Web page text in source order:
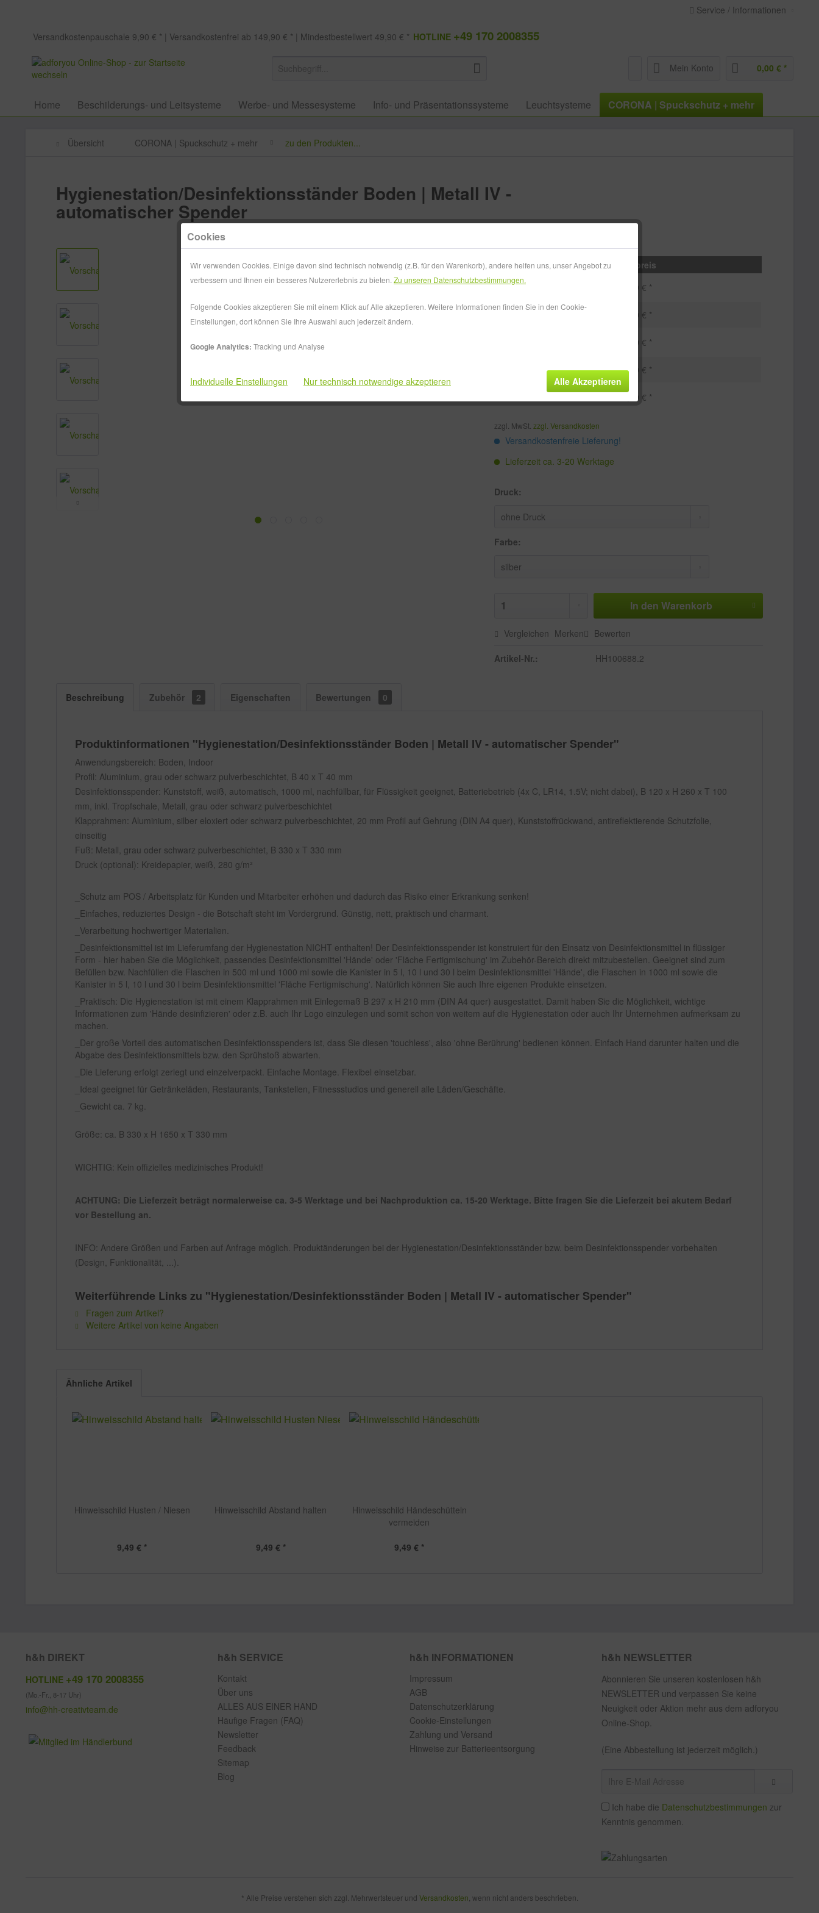
Service / Informationen
Versandkostenpauschale 9,90 € * | Versandkostenfrei ab 149,90 € * | Mindestbestellwert 49,90 € * HOTLINE +49 170 2008355
Mein Konto 0,00 € *
Home Beschilderungs- und Leitsysteme Werbe- und Messesysteme Info- und Präsentationssysteme Leuchtsysteme CORONA | Spuckschutz + mehr
Übersicht CORONA | Spuckschutz + mehr zu den Produkten...
Hygienestation/Desinfektionsständer Boden | Metall IV -
automatischer Spender
Menge
Stückpreis
bis10 248,49 € *
242,49 € *
235,49 € *
229,49 € *
222,49 € *
zzgl. MwSt.zzgl. Versandkosten
Versandkostenfreie Lieferung!
Lieferzeit ca. 3-20 Werktage
Druck:
Farbe:
In den Warenkorb
Vergleichen Merken Bewerten
Artikel-Nr.: HH100688.2
Beschreibung Zubehör 2 Eigenschaften Bewertungen 0
Produktinformationen "Hygienestation/Desinfektionsständer Boden | Metall IV - automatischer Spender"
Anwendungsbereich: Boden, Indoor
Profil: Aluminium, grau oder schwarz pulverbeschichtet, B 40 x T 40 mm
Desinfektionsspender: Kunststoff, weiß, automatisch, 1000 ml, nachfüllbar, für Flüssigkeit geeignet, Batteriebetrieb (4x C, LR14, 1.5V; nicht dabei), B 120 x H 260 x T 100
mm, inkl. Tropfschale, Metall, grau oder schwarz pulverbeschichtet
Klapprahmen: Aluminium, silber eloxiert oder schwarz pulverbeschichtet, 20 mm Profil auf Gehrung (DIN A4 quer), Kunststoffrückwand, antireflektierende Schutzfolie,
einseitig
Fuß: Metall, grau oder schwarz pulverbeschichtet, B 330 x T 330 mm
Druck (optional): Kreidepapier, weiß, 280 g/m²
Schutz am POS / Arbeitsplatz für Kunden und Mitarbeiter erhöhen und dadurch das Risiko einer Erkrankung senken!
Einfaches, reduziertes Design - die Botschaft steht im Vordergrund. Günstig, nett, praktisch und charmant.
Verarbeitung hochwertiger Materialien.
Desinfektionsmittel ist im Lieferumfang der Hygienestation NICHT enthalten! Der Desinfektionsspender ist konstruiert für den Einsatz von Desinfektionsmittel in flüssiger
Form - hier haben Sie die Möglichkeit, passendes Desinfektionsmittel 'Hände' oder 'Fläche Fertigmischung' im Zubehör-Bereich direkt mitzubestellen. Geeignet sind zum
Befüllen bzw. Nachfüllen die Flaschen in 500 ml und 1000 ml sowie die Kanister in 5 l, 10 l und 30 l beim Desinfektionsmittel 'Hände', die Flaschen in 1000 ml sowie die
Kanister in 5 l, 10 l und 30 l beim Desinfektionsmittel 'Fläche Fertigmischung'. Natürlich können Sie auch Ihre eigenen Produkte einsetzen.
Praktisch: Die Hygienestation ist mit einem Klapprahmen mit Einlegemaß B 297 x H 210 mm (DIN A4 quer) ausgestattet. Damit haben Sie die Möglichkeit, wichtige
Informationen zum 'Hände desinfizieren' oder z.B. auch Ihr Logo einzulegen und somit schon von weitem auf die Hygienestation oder auch Ihr Unternehmen aufmerksam zu
machen.
Der große Vorteil des automatischen Desinfektionsspenders ist, dass Sie diesen 'touchless', also 'ohne Berührung' bedienen können. Einfach Hand darunter halten und die
Abgabe des Desinfektionsmittels bzw. den Sprühstoß abwarten.
Die Lieferung erfolgt zerlegt und einzelverpackt. Einfache Montage. Flexibel einsetzbar.
Ideal geeignet für Getränkeläden, Restaurants, Tankstellen, Fitnessstudios und generell alle Läden/Geschäfte.
Gewicht ca. 7 kg.
Größe: ca. B 330 x H 1650 x T 330 mm
WICHTIG: Kein offizielles medizinisches Produkt!
ACHTUNG: Die Lieferzeit beträgt normalerweise ca. 3-5 Werktage und bei Nachproduktion ca. 15-20 Werktage. Bitte fragen Sie die Lieferzeit bei akutem Bedarf
vor Bestellung an.
INFO: Andere Größen und Farben auf Anfrage möglich. Produktänderungen bei der Hygienestation/Desinfektionsständer bzw. beim Desinfektionsspender vorbehalten
(Design, Funktionalität, ...).
Weiterführende Links zu "Hygienestation/Desinfektionsständer Boden | Metall IV - automatischer Spender"
Fragen zum Artikel?
Weitere Artikel von keine Angaben
Ähnliche Artikel
Hinweisschild Husten / Niesen
9,49 € *
Hinweisschild Abstand halten
9,49 € *
Hinweisschild Händeschütteln
vermeiden
9,49 € *
h&h DIREKT
HOTLINE +49 170 2008355
(Mo.-Fr., 8-17 Uhr)
info@hh-creativteam.de
h&h SERVICE
Kontakt
Über uns
ALLES AUS EINER HAND
Häufige Fragen (FAQ)
Newsletter
Feedback
Sitemap
Blog
h&h INFORMATIONEN
Impressum
AGB
Datenschutzerklärung
Cookie-Einstellungen
Zahlung und Versand
Hinweise zur Batterieentsorgung
h&h NEWSLETTER
Abonnieren Sie unseren kostenlosen h&h
NEWSLETTER und verpassen Sie keine
Neuigkeit oder Aktion mehr aus dem adforyou
Online-Shop.
(Eine Abbestellung ist jederzeit möglich.)
Ich habe die Datenschutzbestimmungen zur
Kenntnis genommen.
* Alle Preise verstehen sich zzgl. Mehrwertsteuer und Versandkosten , wenn nicht anders beschrieben.
Cookies
Wir verwenden Cookies. Einige davon sind technisch notwendig (z.B. für den Warenkorb), andere helfen uns, unser Angebot zu
verbessern und Ihnen ein besseres Nutzererlebnis zu bieten. Zu unseren Datenschutzbestimmungen.
Folgende Cookies akzeptieren Sie mit einem Klick auf Alle akzeptieren. Weitere Informationen finden Sie in den Cookie-
Einstellungen, dort können Sie Ihre Auswahl auch jederzeit ändern.
Google Analytics: Tracking und Analyse
Individuelle Einstellungen Nur technisch notwendige akzeptieren Alle Akzeptieren